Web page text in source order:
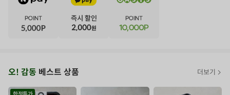
아
시
오! 감동 베스트 상품 더보기